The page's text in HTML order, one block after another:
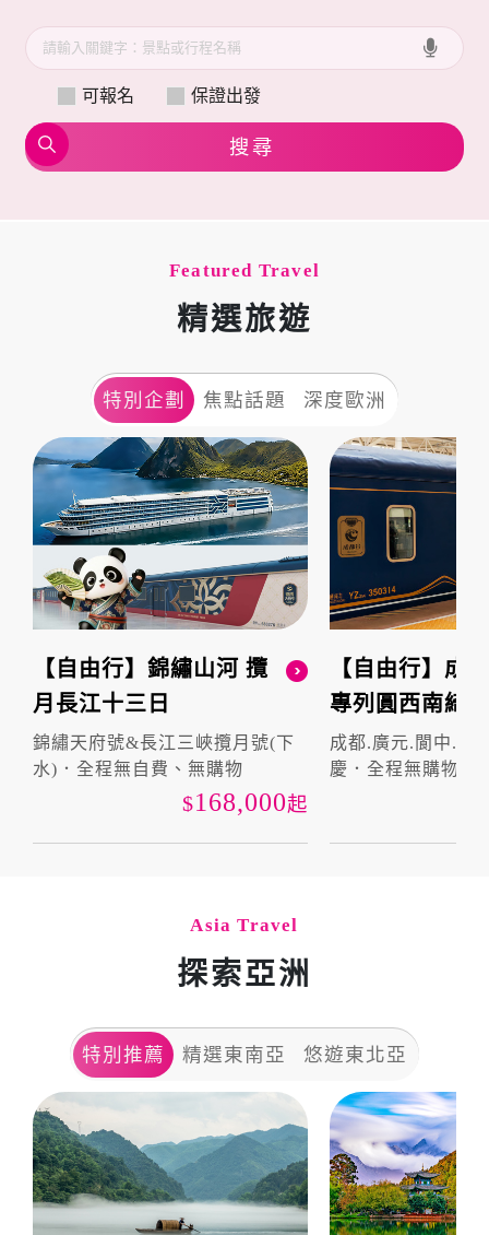
可報名 保證出發
Featured Travel
精選旅遊
特別企劃 焦點話題 深度歐洲
【自由行】錦繡山河 攬
月長江十三日
錦繡天府號&長江三峽攬月號(下
水)．全程無自費、無購物
168,000起
【自由行】成
專列圓西南綺
成都.廣元.閬中.貴
慶．全程無購物．
Asia Travel
探索亞洲
特別推薦 精選東南亞 悠遊東北亞